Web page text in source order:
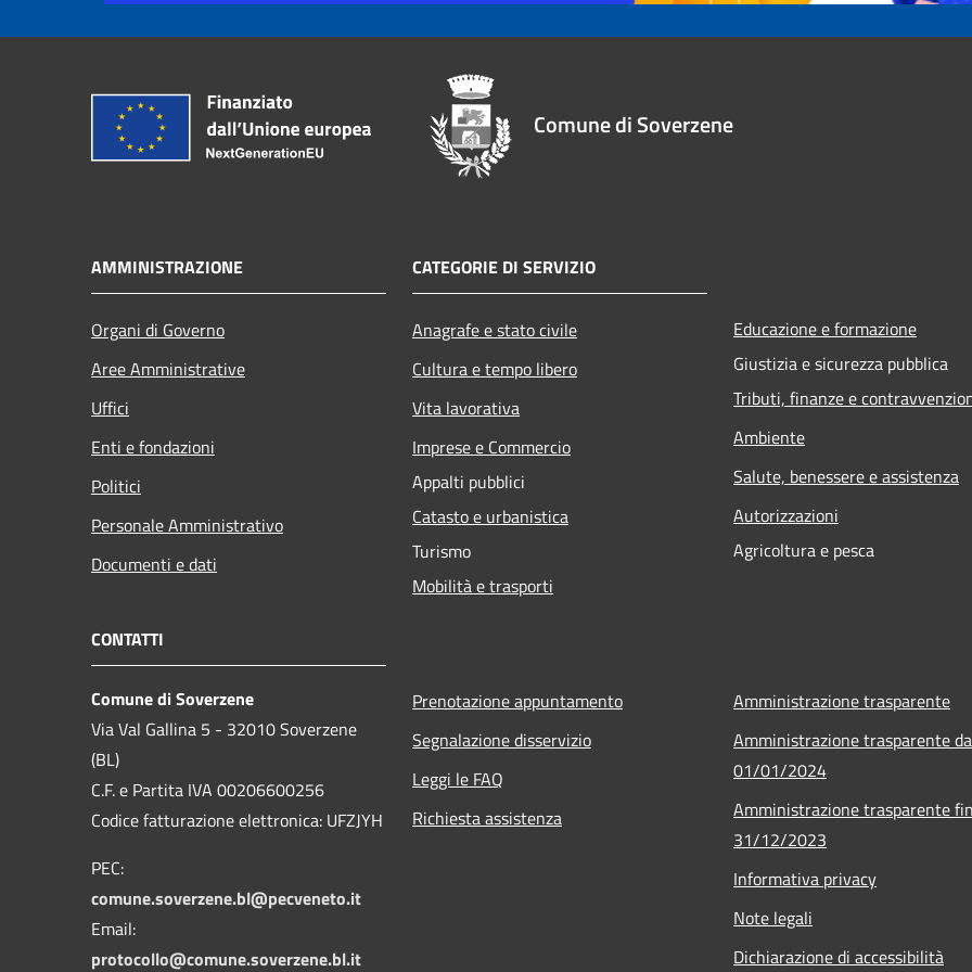
Comune di Soverzene
AMMINISTRAZIONE
Organi di Governo
Aree Amministrative
Uffici
Enti e fondazioni
Politici
Personale Amministrativo
Documenti e dati
CATEGORIE DI SERVIZIO
Anagrafe e stato civile
Cultura e tempo libero
Vita lavorativa
Imprese e Commercio
Appalti pubblici
Catasto e urbanistica
Turismo
Mobilità e trasporti
Educazione e formazione
Giustizia e sicurezza pubblica
Tributi, finanze e
Ambiente
Salute, benessere e assistenza
Autorizzazioni
Agricoltura e pesca
CONTATTI
Comune di Soverzene
Via Val Gallina 5 - 32010 Soverzene
(BL)
C.F. e Partita IVA 00206600256
Codice fatturazione elettronica: UFZJYH
PEC:
comune.soverzene.bl@pecveneto.it
Email:
protocollo@comune.soverzene.bl.it
Prenotazione appuntamento
Segnalazione disservizio
Leggi le FAQ
Richiesta assistenza
Amministrazione trasparente
Amministrazione trasparente
01/01/2024
Amministrazione trasparente
31/12/2023
Informativa privacy
Note legali
Dichiarazione di accessibilità